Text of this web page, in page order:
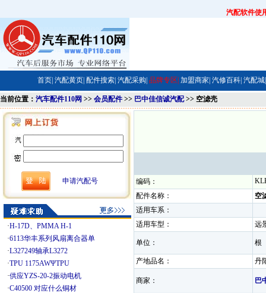
汽配软件使
首页| 汽配黄页| 配件搜索| 汽配采购| 品牌专区| 加盟商家| 汽修百科| 汽配城|
当前位置： 汽车配件110网 >> 会员配件 >> 巴中佳信诚汽配>> 空滤壳
申请汽配号
·H-17D、PMMA H-1
·6113华丰系列风扇离合器单
·L327249轴承L3272
·TPU 1175AWΨTPU
·供应YZS-20-2振动电机
·C40500 对应什么铜材
编码：
配件名称：
空
适用车系：
适用车型：
单位：
产地品名：
商家： 巴